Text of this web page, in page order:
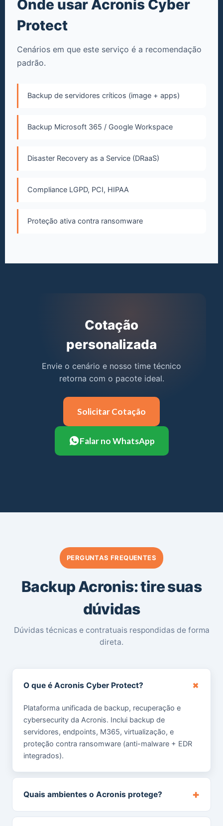
Onde usar Acronis Cyber
Protect
Cenários em que este serviço é a recomendação
padrão.
Backup de servidores críticos (image + apps)
Backup Microsoft 365 / Google Workspace
Disaster Recovery as a Service (DRaaS)
Compliance LGPD, PCI, HIPAA
Proteção ativa contra ransomware
Cotação
personalizada
Envie o cenário e nosso time técnico
retorna com o pacote ideal.
Solicitar Cotação
Falar no WhatsApp
PERGUNTAS FREQUENTES
Backup Acronis: tire suas
dúvidas
Dúvidas técnicas e contratuais respondidas de forma
direta.
O que é Acronis Cyber Protect? +
Plataforma unificada de backup, recuperação e
cybersecurity da Acronis. Inclui backup de
servidores, endpoints, M365, virtualização, e
proteção contra ransomware (anti-malware + EDR
integrados).
Quais ambientes o Acronis protege? +